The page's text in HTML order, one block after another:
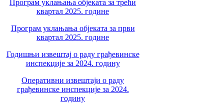
Програм уклањања објеката за трећи
квартал 2025. године
Програм уклањања објеката за први
квартал 2025. године
Годишњи извештај о раду грађевинске
инспекције за 2024. годину
Оперативни извештаји о раду
грађевинске инспекције за 2024.
годину